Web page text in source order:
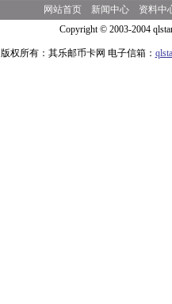
网站首页 新闻中心
资料中
Copyright © 2003-2004
版权所有：其乐邮币卡网 电子信箱：